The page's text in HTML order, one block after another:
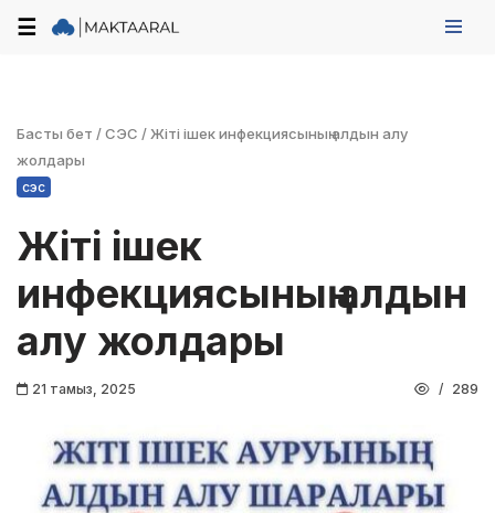
☰
Басты бет /СЭС /Жіті ішек инфекциясының алдын алу
жолдары
сэс
Жіті ішек
инфекциясының алдын
алу жолдары
21 тамыз, 2025 289